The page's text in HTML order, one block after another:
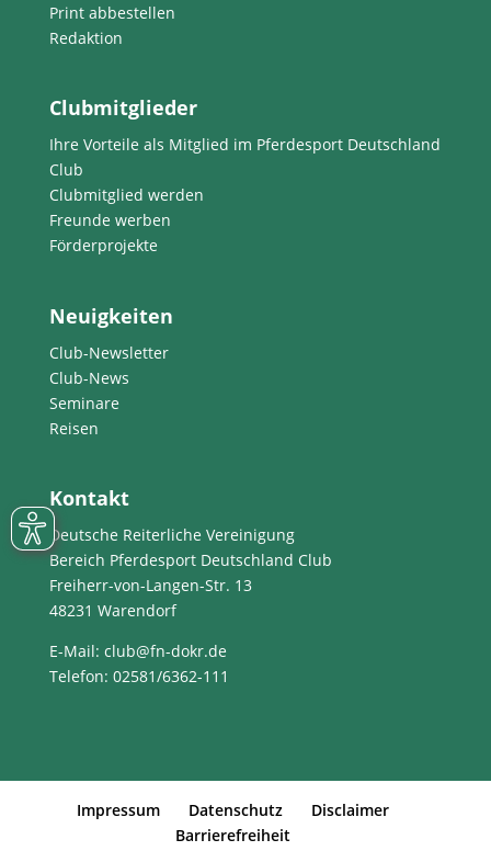
Print abbestellen
Redaktion
Clubmitglieder
Ihre Vorteile als Mitglied im Pferdesport Deutschland
Club
Clubmitglied werden
Freunde werben
Förderprojekte
Neuigkeiten
Club-Newsletter
Club-News
Seminare
Reisen
Kontakt
Deutsche Reiterliche Vereinigung
Bereich Pferdesport Deutschland Club
Freiherr-von-Langen-Str. 13
48231 Warendorf
E-Mail: club@fn-dokr.de
Telefon: 02581/6362-111
Impressum Datenschutz
Disclaimer
Barrierefreiheit